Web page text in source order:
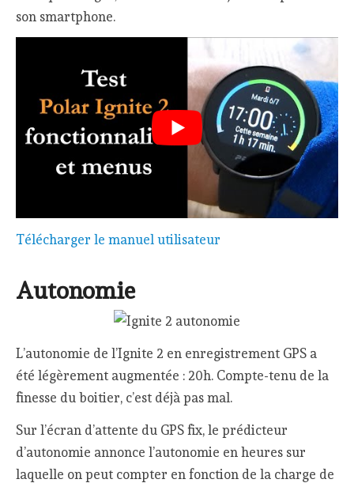
son smartphone.
Télécharger le manuel utilisateur
Autonomie
L’autonomie de l’Ignite 2 en enregistrement GPS a
été légèrement augmentée : 20h. Compte-tenu de la
finesse du boitier, c’est déjà pas mal.
Sur l’écran d’attente du GPS fix, le prédicteur
d’autonomie annonce l’autonomie en heures sur
laquelle on peut compter en fonction de la charge de